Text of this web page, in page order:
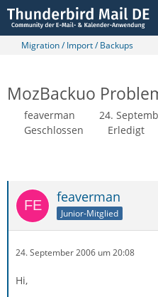
Migration / Import / Backups
MozBackuo
feaverman
24.
Geschlossen
Erledigt
feaverman
Junior-Mitglied
24. September 2006 um 20:08
Hi,